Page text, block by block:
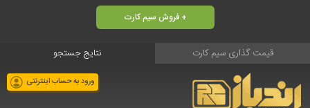
قیمت گذاری سیم کارت نتایج جستجو
ورود به حساب اینترنتی
فروش سیم کارت +